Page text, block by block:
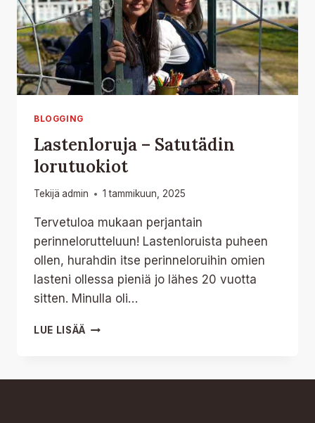
BLOGGING
Lastenloruja – Satutädin
lorutuokiot
Tekijä admin 1 tammikuun, 2025
Tervetuloa mukaan perjantain
perinnelorutteluun! Lastenloruista puheen
ollen, hurahdin itse perinneloruihin omien
lasteni ollessa pieniä jo lähes 20 vuotta
sitten. Minulla oli…
LUE LISÄÄ LASTENLORUJA